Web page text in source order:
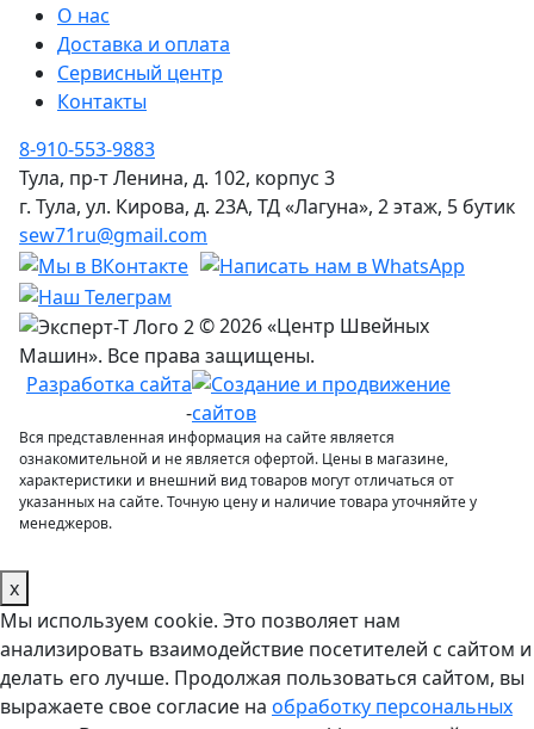
О нас
Доставка и оплата
Сервисный центр
Контакты
8-910-553-9883
Тула, пр-т Ленина, д. 102, корпус 3
г. Тула, ул. Кирова, д. 23А, ТД «Лагуна», 2 этаж, 5 бутик
sew71ru@gmail.com
© 2026 «Центр Швейных
Машин». Все права защищены.
Разработка сайта
-
Вся представленная информация на сайте является
ознакомительной и не является офертой. Цены в магазине,
характеристики и внешний вид товаров могут отличаться от
указанных на сайте. Точную цену и наличие товара уточняйте у
менеджеров.
x
Мы используем cookie. Это позволяет нам
анализировать взаимодействие посетителей с сайтом и
делать его лучше. Продолжая пользоваться сайтом, вы
выражаете свое согласие на обработку персональных